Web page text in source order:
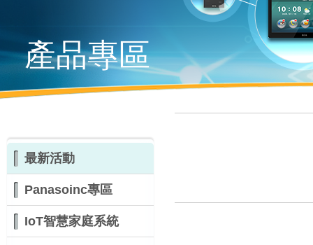
產品專區
最新活動
Panasoinc專區
IoT智慧家庭系統